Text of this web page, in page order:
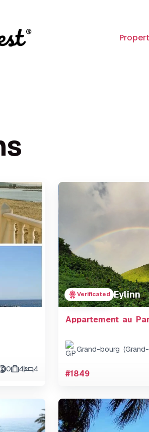
0 4 4
Verificated Eylinn
Appartement au
Grand-bourg
#1849